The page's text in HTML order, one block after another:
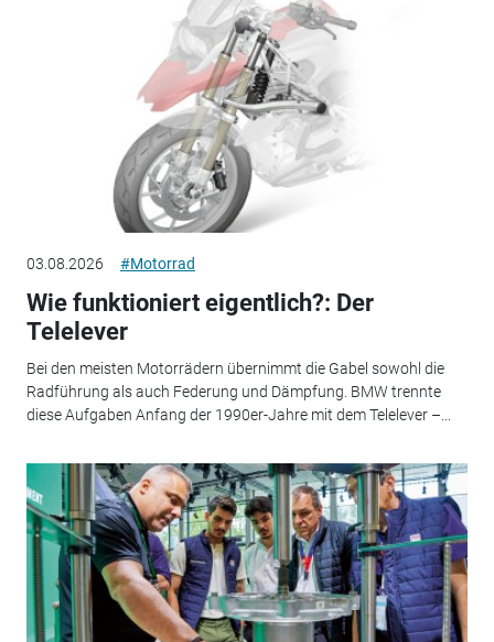
03.08.2026 #Motorrad
Wie funktioniert eigentlich?: Der
Telelever
Bei den meisten Motorrädern übernimmt die Gabel sowohl die
Radführung als auch Federung und Dämpfung. BMW trennte
diese Aufgaben Anfang der 1990er-Jahre mit dem Telelever –...